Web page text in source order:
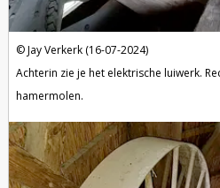
Jay Verkerk (16-07-2024)
Achterin zie je het elektrische luiwerk.
hamermolen.